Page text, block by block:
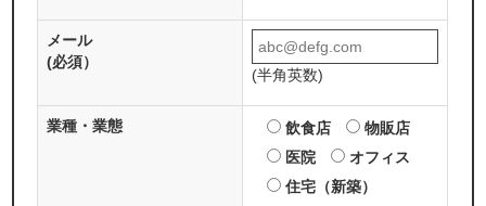
メール
(必須）
(半角英数)
業種・業態 飲食店
物販店
医院
オフィス
住宅（新築）